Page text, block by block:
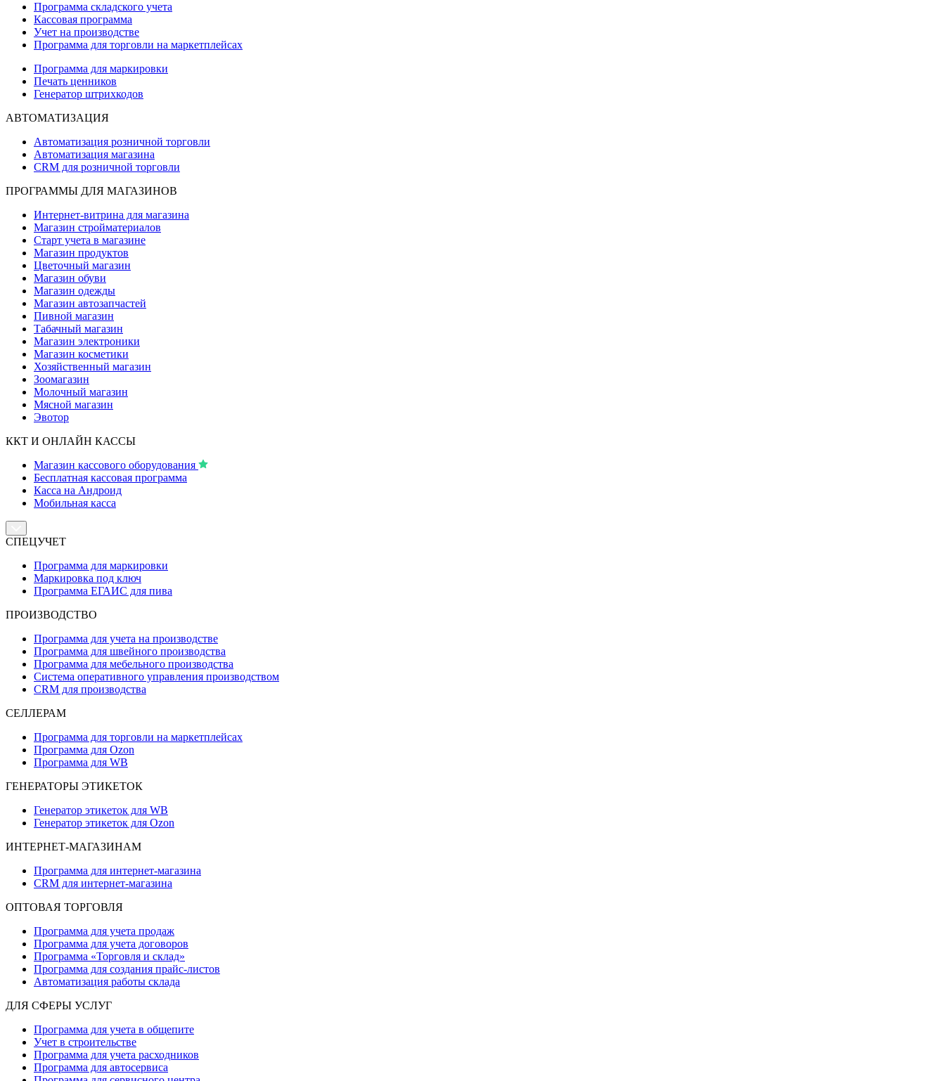
Программа складского учета
Кассовая программа
Учет на производстве
Программа для торговли на маркетплейсах
Программа для маркировки
Печать ценников
Генератор штрихкодов
АВТОМАТИЗАЦИЯ
Автоматизация розничной торговли
Автоматизация магазина
CRM для розничной торговли
ПРОГРАММЫ ДЛЯ МАГАЗИНОВ
Интернет-витрина для магазина
Магазин стройматериалов
Старт учета в магазине
Магазин продуктов
Цветочный магазин
Магазин обуви
Магазин одежды
Магазин автозапчастей
Пивной магазин
Табачный магазин
Магазин электроники
Магазин косметики
Хозяйственный магазин
Зоомагазин
Молочный магазин
Мясной магазин
Эвотор
ККТ И ОНЛАЙН КАССЫ
Магазин кассового оборудования
Бесплатная кассовая программа
Касса на Андроид
Мобильная касса
СПЕЦУЧЕТ
Программа для маркировки
Маркировка под ключ
Программа ЕГАИС для пива
ПРОИЗВОДСТВО
Программа для учета на производстве
Программа для швейного производства
Программа для мебельного производства
Система оперативного управления производством
CRM для производства
СЕЛЛЕРАМ
Программа для торговли на маркетплейсах
Программа для Ozon
Программа для WB
ГЕНЕРАТОРЫ ЭТИКЕТОК
Генератор этикеток для WB
Генератор этикеток для Ozon
ИНТЕРНЕТ-МАГАЗИНАМ
Программа для интернет-магазина
CRM для интернет-магазина
ОПТОВАЯ ТОРГОВЛЯ
Программа для учета продаж
Программа для учета договоров
Программа «Торговля и склад»
Программа для создания прайс‑листов
Автоматизация работы склада
ДЛЯ СФЕРЫ УСЛУГ
Программа для учета в общепите
Учет в строительстве
Программа для учета расходников
Программа для автосервиса